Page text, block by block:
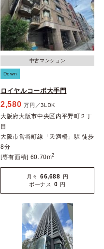
中古マンション
Down
ロイヤルコーポ大手門
2,580 万円／3LDK
大阪府大阪市中央区内平野町２丁
目
大阪市営谷町線「天満橋」駅 徒歩
8分
[専有面積] 60.70m2
月々 66,688 円
ボーナス
0 円